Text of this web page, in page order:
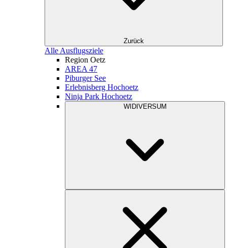
Zurück
Alle Ausflugsziele
Region Oetz
AREA 47
Piburger See
Erlebnisberg Hochoetz
Ninja Park Hochoetz
WIDIVERSUM